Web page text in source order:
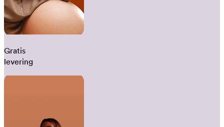
Gratis
levering